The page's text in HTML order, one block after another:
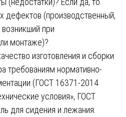
дефектов (производственный,
при
монтаже)?
изготовления и сборки
требованиям нормативно-
(ГОСТ 16371-2014
условия», ГОСТ
для сидения и лежания.